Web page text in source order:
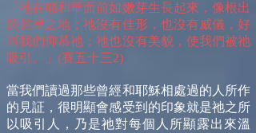
「祂在耶和華面前如嫩芽生長起來，像根出
於乾旱之地；祂沒有佳形，也沒有威儀，好
叫我們仰慕祂；祂也沒有美貌，使我們被祂
吸引。」(賽五十三2)
當我們讀過那些曾經和耶穌相處過的人所作
的見証，很明顯會感受到的印象就是祂之所
以吸引人，乃是祂對每個人所顯露出來溫